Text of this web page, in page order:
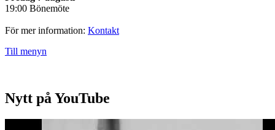
19:00 Bönemöte
För mer information: Kontakt
Till menyn
Nytt på YouTube